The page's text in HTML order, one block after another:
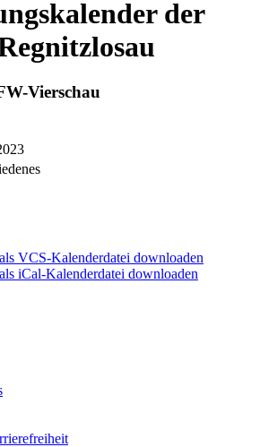
der
Vierschau
VCS-Kalenderdatei downloaden
iCal-Kalenderdatei downloaden